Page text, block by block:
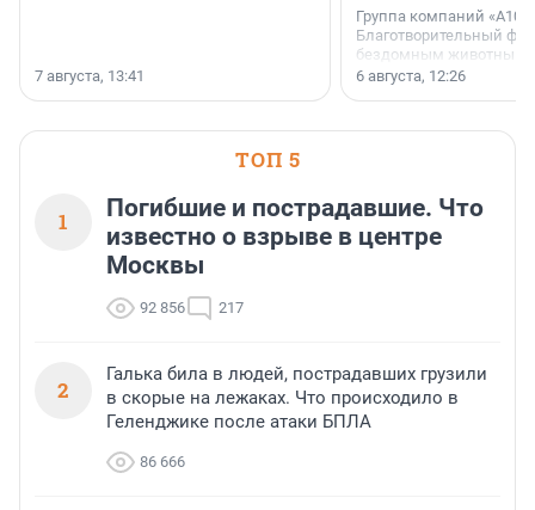
7 августа, 13:41
Группа компаний
Благотворительный
бездомным животным
заключили соглашение
6 августа, 12:26
ТОП 5
1
Погибшие и пострадавшие. Что
известно о взрыве в центре
Москвы
92 856 217
2
Галька била в людей, пострадавших грузили
в скорые на лежаках. Что происходило в
Геленджике после атаки БПЛА
86 666